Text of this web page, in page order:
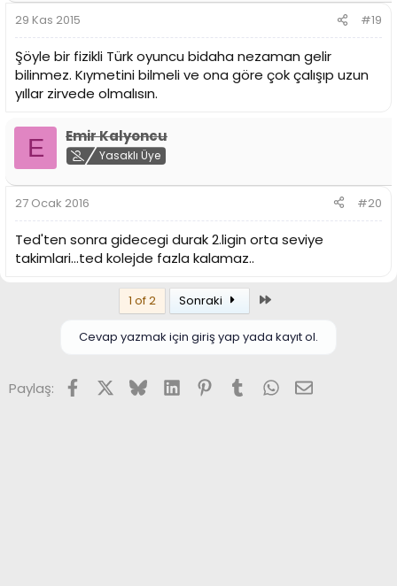
29 Kas 2015 #19
Şöyle bir fizikli Türk oyuncu bidaha nezaman gelir
bilinmez. Kıymetini bilmeli ve ona göre çok çalışıp uzun
yıllar zirvede olmalısın.
E Emir Kalyoncu
Yasaklı Üye
27 Ocak 2016 #20
Ted'ten sonra gidecegi durak 2.ligin orta seviye
takimlari...ted kolejde fazla kalamaz..
1 of 2 Sonraki
Cevap yazmak için giriş yap yada kayıt ol.
Paylaş: FacebookX (Twitter)
BlueskyLinkedInPinterest
TumblrWhatsApp
E-posta